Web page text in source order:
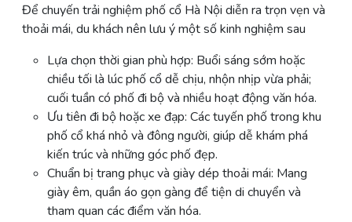
Để chuyến trải nghiệm phố cổ Hà Nội diễn ra trọn vẹn và
thoải mái, du khách nên lưu ý một số kinh nghiệm sau
Lựa chọn thời gian phù hợp: Buổi sáng sớm hoặc
chiều tối là lúc phố cổ dễ chịu, nhộn nhịp vừa phải;
cuối tuần có phố đi bộ và nhiều hoạt động văn hóa.
Ưu tiên đi bộ hoặc xe đạp: Các tuyến phố trong khu
phố cổ khá nhỏ và đông người, giúp dễ khám phá
kiến trúc và những góc phố đẹp.
Chuẩn bị trang phục và giày dép thoải mái: Mang
giày êm, quần áo gọn gàng để tiện di chuyển và
tham quan các điểm văn hóa.